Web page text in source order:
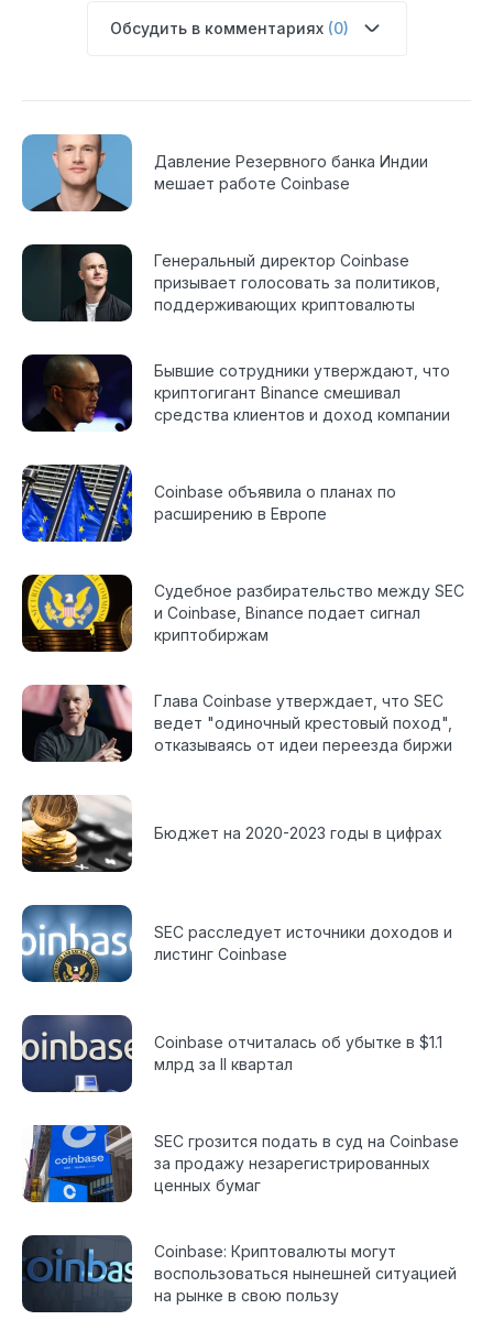
Обсудить в комментариях (0)
Давление Резервного банка Индии
мешает работе Coinbase
Генеральный директор Coinbase
призывает голосовать за политиков,
поддерживающих криптовалюты
Бывшие сотрудники утверждают, что
криптогигант Binance смешивал
средства клиентов и доход компании
Coinbase объявила о планах по
расширению в Европе
Судебное разбирательство между SEC
и Coinbase, Binance подает сигнал
криптобиржам
Глава Coinbase утверждает, что SEC
ведет "одиночный крестовый поход",
отказываясь от идеи переезда биржи
Бюджет на 2020-2023 годы в цифрах
SEC расследует источники доходов и
листинг Coinbase
Coinbase отчиталась об убытке в $1.1
млрд за II квартал
SEC грозится подать в суд на Coinbase
за продажу незарегистрированных
ценных бумаг
Coinbase: Криптовалюты могут
воспользоваться нынешней ситуацией
на рынке в свою пользу